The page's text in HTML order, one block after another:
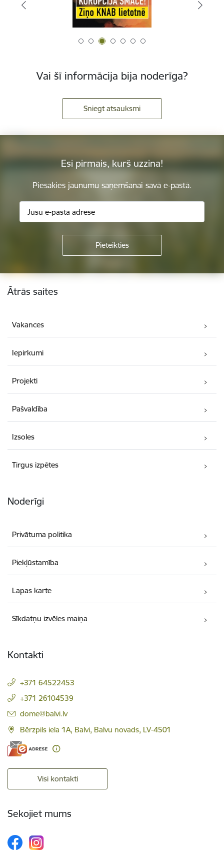
Vai šī informācija bija noderīga?
Sniegt atsauksmi
Esi pirmais, kurš uzzina!
Piesakies jaunumu saņemšanai savā e-pastā.
Kājene
Ātrās saites
Vakances
Iepirkumi
Projekti
Pašvaldība
Izsoles
Tirgus izpētes
Noderīgi
Privātuma politika
Piekļūstamība
Lapas karte
Sīkdatņu izvēles maiņa
Kontakti
+371 64522453
+371 26104539
E-pasts:
dome@balvi.lv
Bērzpils iela 1A, Balvi, Balvu novads, LV-4501
Visi kontakti
Sekojiet mums